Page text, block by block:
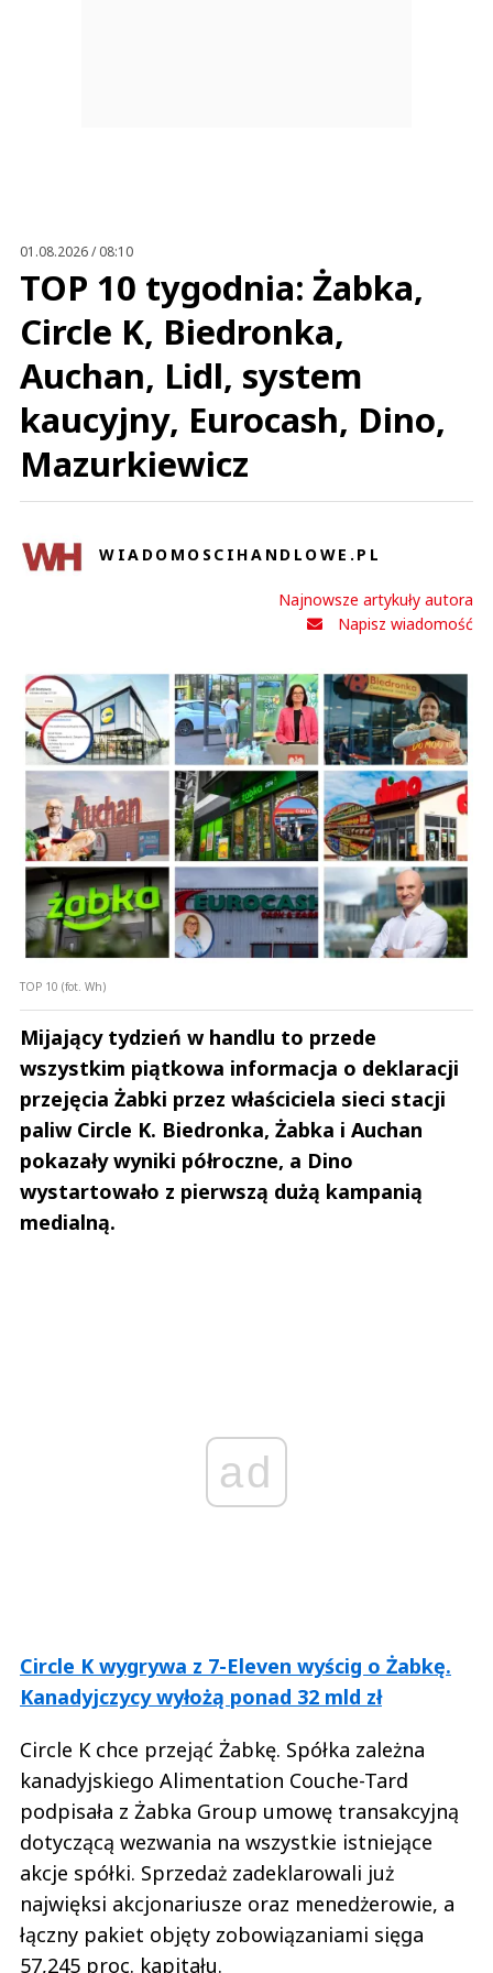
01.08.2026 / 08:10
TOP 10 tygodnia: Żabka,
Circle K, Biedronka,
Auchan, Lidl, system
kaucyjny, Eurocash, Dino,
Mazurkiewicz
WIADOMOSCIHANDLOWE.PL
Najnowsze artykuły autora
Napisz wiadomość
TOP 10 (fot. Wh)
Mijający tydzień w handlu to przede
wszystkim piątkowa informacja o deklaracji
przejęcia Żabki przez właściciela sieci stacji
paliw Circle K. Biedronka, Żabka i Auchan
pokazały wyniki półroczne, a Dino
wystartowało z pierwszą dużą kampanią
medialną.
ad
Circle K wygrywa z 7-Eleven wyścig o Żabkę.
Kanadyjczycy wyłożą ponad 32 mld zł
Circle K chce przejąć Żabkę. Spółka zależna
kanadyjskiego Alimentation Couche-Tard
podpisała z Żabka Group umowę transakcyjną
dotyczącą wezwania na wszystkie istniejące
akcje spółki. Sprzedaż zadeklarowali już
najwięksi akcjonariusze oraz menedżerowie, a
łączny pakiet objęty zobowiązaniami sięga
57,245 proc. kapitału.